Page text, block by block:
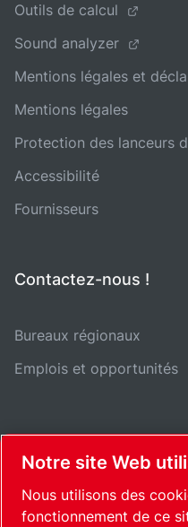
Outils de calcul
Sound analyzer
Mentions légales et
Mentions légales
Protection des lanceurs
Accessibilité
Fournisseurs
Contactez-nous !
Bureaux régionaux
Emplois et opportunités
Notre site Web
Nous utilisons des
fonctionnement de ce